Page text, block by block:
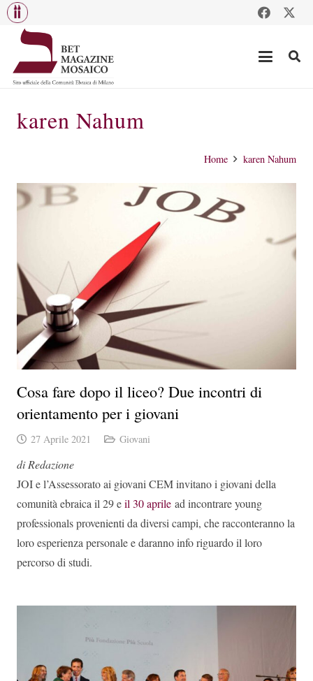
karen Nahum
Home karen Nahum
Cosa fare dopo il liceo? Due incontri di
orientamento per i giovani
27 Aprile 2021 Giovani
di Redazione
JOI e l’Assessorato ai giovani CEM invitano i giovani della
comunità ebraica il 29 eil 30 aprile ad incontrare young
professionals provenienti da diversi campi, che racconteranno la
loro esperienza personale e daranno info riguardo il loro
percorso di studi.